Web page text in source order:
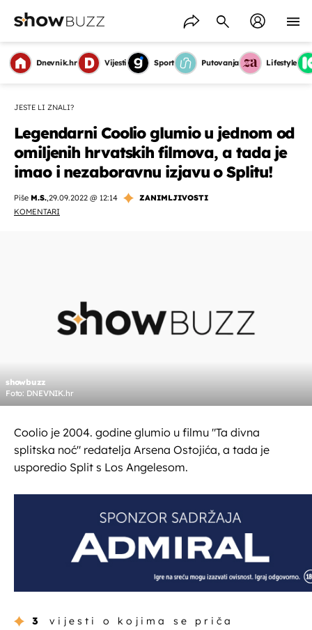
Dnevnik.hr Vijesti Sport Putovanja Lifestyle
JESTE LI ZNALI?
Legendarni Coolio glumio u jednom od
omiljenih hrvatskih filmova, a tada je
imao i nezaboravnu izjavu o Splitu!
Piše M.S.,29.09.2022 @ 12:14
ZANIMLJIVOSTI
KOMENTARI
showbuzz
Foto: DNEVNIK.hr
Coolio je 2004. godine glumio u filmu "Ta divna
splitska noć" redatelja Arsena Ostojića, a tada je
usporedio Split s Los Angelesom.
3 vijesti o kojima se priča